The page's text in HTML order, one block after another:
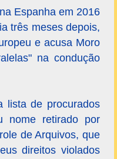
Espanha em 2016
três meses depois,
e acusa Moro
na condução
lista de procurados
nome retirado por
de Arquivos, que
direitos violados